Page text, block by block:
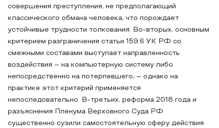
совершения преступления, не предполагающий
классического обмана человека, что порождает
устойчивые трудности толкования. Во-вторых, основным
критерием разграничения статьи 159.6 УК РФ со
смежными составами выступает направленность
воздействия – на компьютерную систему либо
непосредственно на потерпевшего, – однако на
практике этот критерий применяется
непоследовательно. В-третьих, реформа 2018 года и
разъяснения Пленума Верховного Суда РФ
существенно сузили самостоятельную сферу действия